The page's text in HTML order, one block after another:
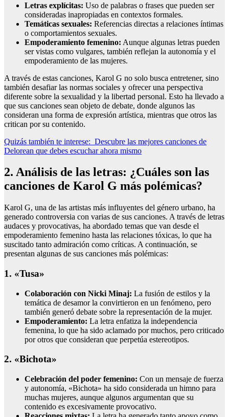
Letras explícitas: Uso de palabras o frases que pueden ser
consideradas inapropiadas en contextos formales.
Temáticas sexuales: Referencias directas a relaciones íntimas
o comportamientos sexuales.
Empoderamiento femenino: Aunque algunas letras pueden
ser vistas como vulgares, también reflejan la autonomía y el
empoderamiento de las mujeres.
A través de estas canciones, Karol G no solo busca entretener, sino
también desafiar las normas sociales y ofrecer una perspectiva
diferente sobre la sexualidad y la libertad personal. Esto ha llevado a
que sus canciones sean objeto de debate, donde algunos las
consideran una forma de expresión artística, mientras que otros las
critican por su contenido.
Quizás también te interese: Descubre las mejores canciones de
Delorean que debes escuchar ahora mismo
2. Análisis de las letras: ¿Cuáles son las
canciones de Karol G más polémicas?
Karol G, una de las artistas más influyentes del género urbano, ha
generado controversia con varias de sus canciones. A través de letras
audaces y provocativas, ha abordado temas que van desde el
empoderamiento femenino hasta las relaciones tóxicas, lo que ha
suscitado tanto admiración como críticas. A continuación, se
presentan algunas de sus canciones más polémicas:
1. «Tusa»
Colaboración con Nicki Minaj: La fusión de estilos y la
temática de desamor la convirtieron en un fenómeno, pero
también generó debate sobre la representación de la mujer.
Empoderamiento: La letra enfatiza la independencia
femenina, lo que ha sido aclamado por muchos, pero criticado
por otros que consideran que perpetúa estereotipos.
2. «Bichota»
Celebración del poder femenino: Con un mensaje de fuerza
y autonomía, «Bichota» ha sido considerada un himno para
muchas mujeres, aunque algunos argumentan que su
contenido es excesivamente provocativo.